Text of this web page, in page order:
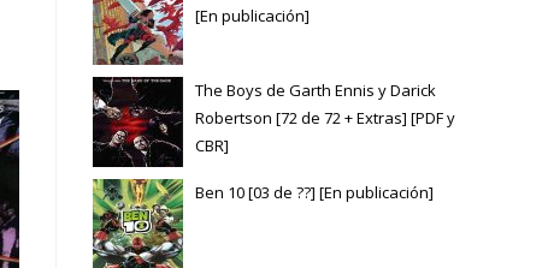
[En publicación]
The Boys de Garth Ennis y Darick
Robertson [72 de 72 + Extras] [PDF y
CBR]
Ben 10 [03 de ??] [En publicación]